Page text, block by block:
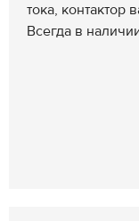
тока, контактор
Всегда в